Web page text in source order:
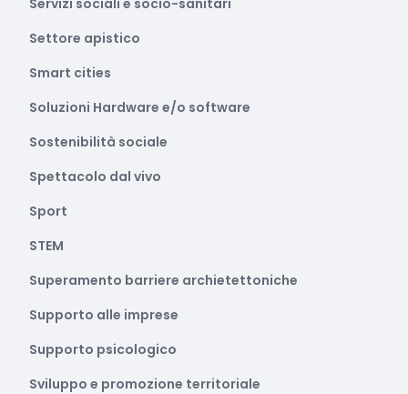
Servizi sociali e socio-sanitari
Settore apistico
Smart cities
Soluzioni Hardware e/o software
Sostenibilità sociale
Spettacolo dal vivo
Sport
STEM
Superamento barriere archietettoniche
Supporto alle imprese
Supporto psicologico
Sviluppo e promozione territoriale